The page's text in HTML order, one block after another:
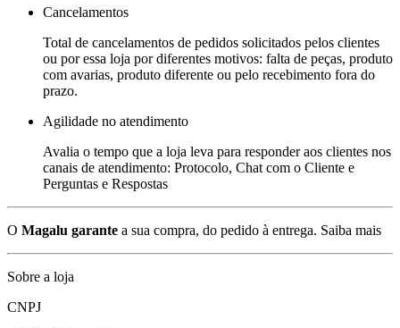
Cancelamentos
Total de cancelamentos de pedidos solicitados pelos clientes
ou por essa loja por diferentes motivos: falta de peças, produto
com avarias, produto diferente ou pelo recebimento fora do
prazo.
Agilidade no atendimento
Avalia o tempo que a loja leva para responder aos clientes nos
canais de atendimento: Protocolo, Chat com o Cliente e
Perguntas e Respostas
O Magalu garante a sua compra, do pedido à entrega. Saiba mais
Sobre a loja
CNPJ